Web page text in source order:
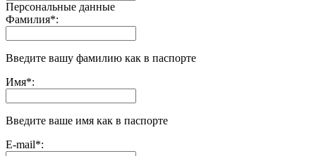
Персональные данные
Фамилия*:
Введите вашу фамилию как в паспорте
Имя*:
Введите ваше имя как в паспорте
E-mail*: